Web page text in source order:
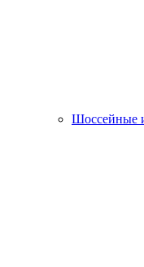
Шоссейные